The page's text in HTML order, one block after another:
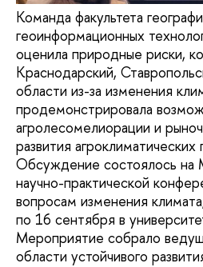
Команда факультета
геоинформационных
оценила природные риски,
Краснодарский,
области из-за изменения
продемонстрировала
агролесомелиорации и
развития агроклиматических
Обсуждение состоялось
научно-практической
вопросам изменения
по 16 сентября в
Мероприятие собрало
области устойчивого